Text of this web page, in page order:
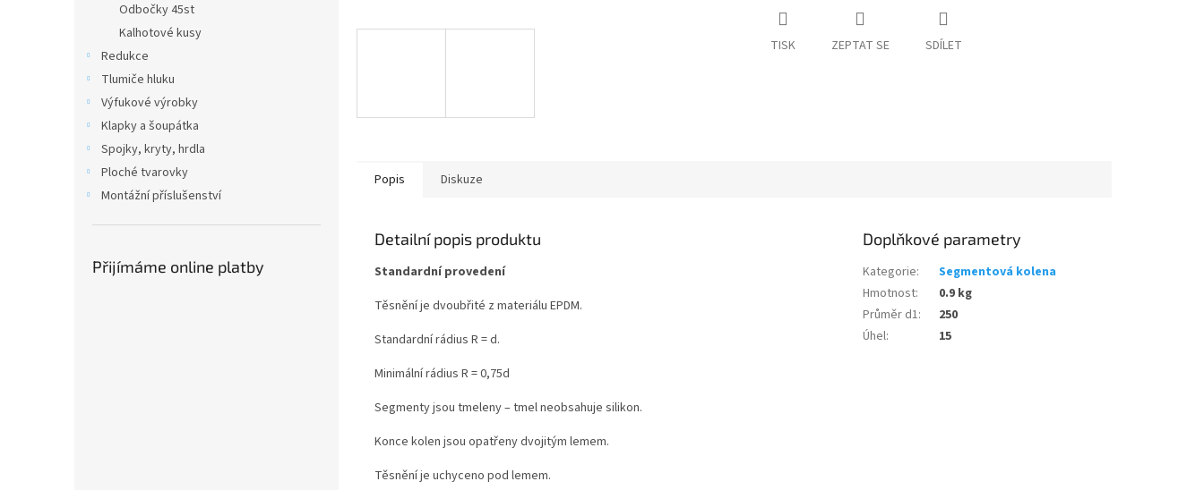
Odbočky 45st
Kalhotové kusy
Redukce
Tlumiče hluku
Výfukové výrobky
Klapky a šoupátka
Spojky, kryty, hrdla
Ploché tvarovky
Montážní příslušenství
Přijímáme online platby
TISK ZEPTAT SE SDÍLET
Popis Diskuze
Detailní popis produktu
Standardní provedení
Těsnění je dvoubřité z materiálu EPDM.
Standardní rádius R = d.
Minimální rádius R = 0,75d
Segmenty jsou tmeleny – tmel neobsahuje silikon.
Konce kolen jsou opatřeny dvojitým lemem.
Těsnění je uchyceno pod lemem.
Doplňkové parametry
Kategorie:
Segmentová kolena
Hmotnost:
0.9 kg
Průměr d1:
250
Úhel: 15